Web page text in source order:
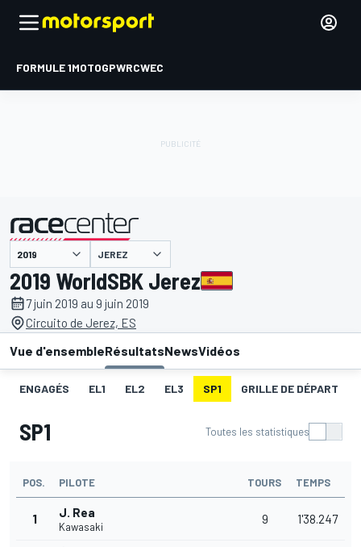
FORMULE 1MOTOGPWRCWEC
présenté par JEREZ
2019 WorldSBK Jerez
7 juin 2019 au 9 juin 2019
Circuito de Jerez, ES
Vue d'ensembleRésultatsNewsVidéos
ENGAGÉS EL1 EL2 EL3 SP1 GRILLE DE DÉPART
SP1 Toutes les statistiques
POS. PILOTE TOURS TEMPS
1 J. Rea
Kawasaki
9 1'38.247